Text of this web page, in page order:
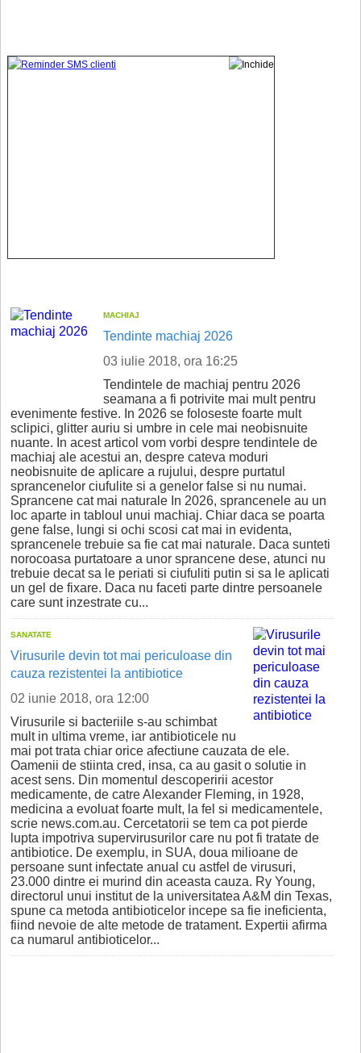
MACHIAJ
Tendinte machiaj 2026
03 iulie 2018, ora 16:25
Tendintele de machiaj pentru 2026
seamana a fi potrivite mai mult pentru
evenimente festive. In 2026 se foloseste foarte mult
sclipici, glitter auriu si umbre in cele mai neobisnuite
nuante. In acest articol vom vorbi despre tendintele de
machiaj ale acestui an, despre cateva moduri
neobisnuite de aplicare a rujului, despre purtatul
sprancenelor ciufulite si a genelor false si nu numai.
Sprancene cat mai naturale In 2026, sprancenele au un
loc aparte in tabloul unui machiaj. Chiar daca se poarta
gene false, lungi si ochi scosi cat mai in evidenta,
sprancenele trebuie sa fie cat mai naturale. Daca sunteti
norocoasa purtatoare a unor sprancene dese, atunci nu
trebuie decat sa le periati si ciufuliti putin si sa le aplicati
un gel de fixare. Daca nu faceti parte dintre persoanele
care sunt inzestrate cu...
SANATATE
Virusurile devin tot mai periculoase din
cauza rezistentei la antibiotice
02 iunie 2018, ora 12:00
Virusurile si bacteriile s-au schimbat
mult in ultima vreme, iar antibioticele nu
mai pot trata chiar orice afectiune cauzata de ele.
Oamenii de stiinta cred, insa, ca au gasit o solutie in
acest sens. Din momentul descoperirii acestor
medicamente, de catre Alexander Fleming, in 1928,
medicina a evoluat foarte mult, la fel si medicamentele,
scrie news.com.au. Cercetatorii se tem ca pot pierde
lupta impotriva supervirusurilor care nu pot fi tratate de
antibiotice. De exemplu, in SUA, doua milioane de
persoane sunt infectate anual cu astfel de virusuri,
23.000 dintre ei murind din aceasta cauza. Ry Young,
directorul unui institut de la universitatea A&M din Texas,
spune ca metoda antibioticelor incepe sa fie ineficienta,
fiind nevoie de alte metode de tratament. Expertii afirma
ca numarul antibioticelor...